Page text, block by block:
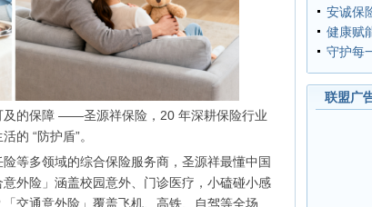
及的保障 ——圣源祥保险，20 年深耕保险行业
的 “防护盾”。
等多领域的综合保险服务商，圣源祥最懂中国
外险」涵盖校园意外、门诊医疗，小磕碰小感
交通意外险」覆盖飞机、高铁、自驾等全场
安诚保
健康赋
守护每
联盟广